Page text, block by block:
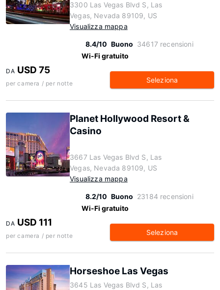
3300 Las Vegas Blvd S, Las
Vegas, Nevada 89109, US
Visualizza mappa
8.4/10 Buono 34617 recensioni
Wi-Fi gratuito
DA USD 75
per camera / per notte Seleziona
Planet Hollywood Resort &
Casino
3667 Las Vegas Blvd S, Las
Vegas, Nevada 89109, US
Visualizza mappa
8.2/10 Buono 23184 recensioni
Wi-Fi gratuito
DA USD 111
per camera / per notte Seleziona
Horseshoe Las Vegas
3645 Las Vegas Blvd S, Las